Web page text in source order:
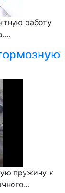
работу
пружину к